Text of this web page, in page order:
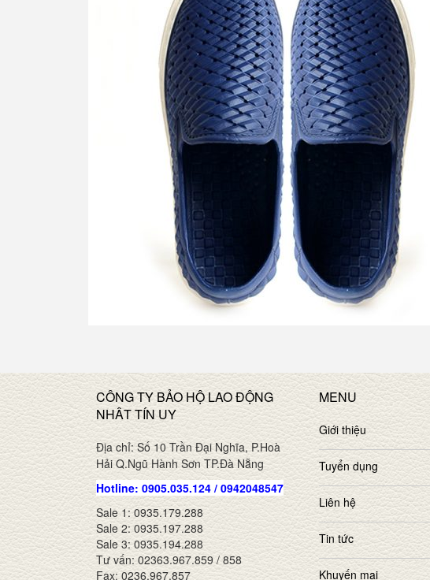
CÔNG TY BẢO HỘ LAO ĐỘNG
NHÂT TÍN UY
Địa chỉ: Số 10 Trần Đại Nghĩa, P.Hoà
Hải Q.Ngũ Hành Sơn TP.Đà Nẵng
Hotline: 0905.035.124 / 0942048547
Sale 1: 0935.179.288
Sale 2: 0935.197.288
Sale 3: 0935.194.288
Tư vấn: 02363.967.859 / 858
Fax: 0236.967.857
MENU
Giới thiệu
Tuyển dụng
Liên hệ
Tin tức
Khuyến mại